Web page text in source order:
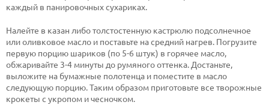
каждый в панировочных сухариках.
Налейте в казан либо толстостенную кастрюлю подсолнечное
или оливковое масло и поставьте на средний нагрев. Погрузите
первую порцию шариков (по 5-6 штук) в горячее масло,
обжаривайте 3-4 минуты до румяного оттенка. Достаньте,
выложите на бумажные полотенца и поместите в масло
следующую порцию. Таким образом приготовьте все творожные
крокеты с укропом и чесночком.